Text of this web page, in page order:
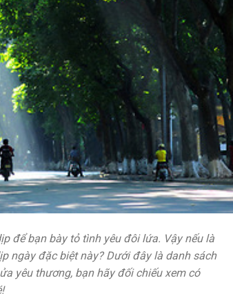
để bạn bày tỏ tình yêu đôi lứa. Vậy nếu là
ngày đặc biệt này? Dưới đây là danh sách
yêu thương, bạn hãy đối chiếu xem có